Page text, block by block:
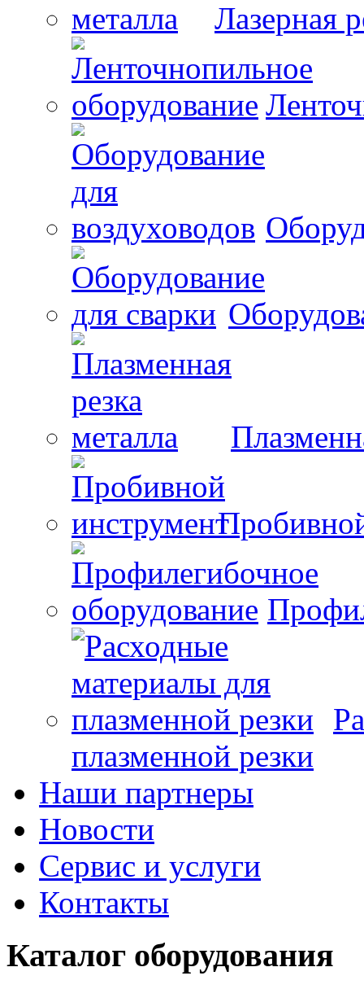
Лазерная
плазменной резки
Наши партнеры
Новости
Сервис и услуги
Контакты
Каталог оборудования